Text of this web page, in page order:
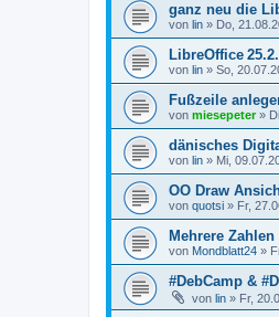
ganz neu die
von lin » Do,
LibreOffice
von lin » So,
Fußzeile
von miesepeter»
dänisches
von lin » Mi,
OO Draw
von quotsi » Fr,
Mehrere
von Mondblatt24 »
#DebCamp &
von lin » Fr,